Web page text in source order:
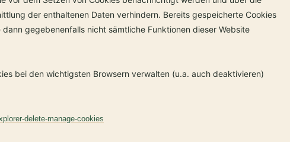
der enthaltenen Daten verhindern. Bereits gespeicherte Cookies
gegebenenfalls nicht sämtliche Funktionen dieser Website
bei den wichtigsten Browsern verwalten (u.a. auch deaktivieren)
delete-manage-cookies